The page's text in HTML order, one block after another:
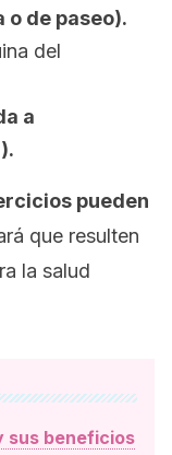
de paseo).
del
a
pueden
que resulten
la salud
sus beneficios